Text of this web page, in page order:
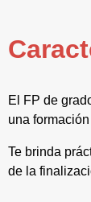
El FP de
una
Te brinda
de la